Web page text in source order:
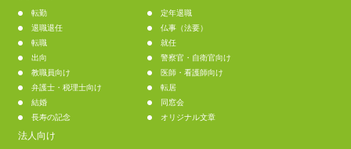
転勤
定年退職
退職退任
仏事（法要）
転職
就任
出向
警察官・自衛官向け
教職員向け
医師・看護師向け
弁護士・税理士向け
転居
結婚
同窓会
長寿の記念
オリジナル文章
法人向け